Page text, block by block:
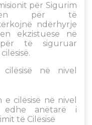
për Sigurim
për të
ndërhyrje
ekzistuese në
të siguruar
në nivel
cilësisë në nivel
anëtarë i
të Cilësisë